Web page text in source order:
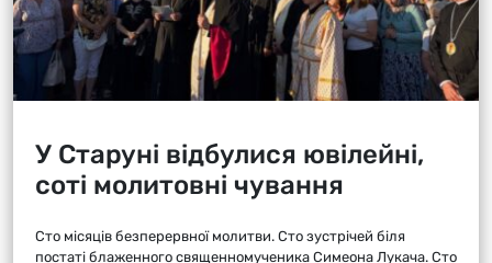
У Старуні відбулися ювілейні,
соті молитовні чування
Сто місяців безперервної молитви. Сто зустрічей біля
постаті блаженного священномученика Симеона Лукача. Сто